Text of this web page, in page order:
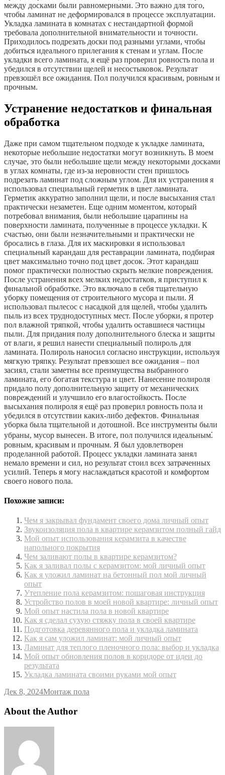
между досками были равномерными. Это важно для того,
чтобы ламинат не деформировался в процессе эксплуатации.
Укладка ламината в комнатах с нестандартной формой
требовала дополнительной внимательности и точности.
Приходилось подрезать доски под разными углами, чтобы
добиться идеального прилегания к стенам и углам. После
укладки всего ламината, я ещё раз проверил ровность пола и
убедился в отсутствии щелей и несостыковок. Результат
превзошёл все ожидания. Пол получился красивым, ровным и
прочным.
Устранение недостатков и финальная
обработка
Даже при самом тщательном подходе к укладке ламината,
некоторые небольшие недостатки могут возникнуть. В моем
случае, это были небольшие щели между некоторыми досками
в углах комнаты, где из-за неровности стен пришлось
подрезать ламинат под сложным углом. Для их устранения я
использовал специальный герметик в цвет ламината.
Герметик аккуратно заполнил щели, и после высыхания стал
практически незаметен. Еще одним моментом, который
потребовал внимания, были небольшие царапины на
поверхности ламината, полученные в процессе укладки. К
счастью, они были незначительными и практически не
бросались в глаза. Для их маскировки я использовал
специальный карандаш для реставрации ламината, подбирая
цвет максимально точно под цвет досок. Этот карандаш
помог практически полностью скрыть мелкие повреждения.
После устранения всех мелких недостатков, я приступил к
финальной обработке. Это включало в себя тщательную
уборку помещения от строительного мусора и пыли. Я
использовал пылесос с насадкой для щелей, чтобы удалить
пыль из всех труднодоступных мест. После уборки, я протер
пол влажной тряпкой, чтобы удалить оставшиеся частицы
пыли. Для придания полу дополнительного блеска и защиты
от влаги, я решил нанести специальный полироль для
ламината. Полироль наносил согласно инструкции, используя
мягкую тряпку. Результат превзошел все ожидания – пол
засиял, стали заметны все преимущества выбранного
ламината, его богатая текстура и цвет. Нанесение полироля
придало полу дополнительную защиту от механических
повреждений и улучшило его влагостойкость. После
высыхания полироля я ещё раз проверил ровность пола и
убедился в отсутствии каких-либо дефектов. Финальная
уборка была тщательной и дотошной. Все инструменты были
убраны, мусор вынесен. В итоге, пол получился идеальным⁚
ровным, красивым и прочным. Я был удовлетворен
проделанной работой. Процесс укладки ламината занял
немало времени и сил, но результат стоил всех затраченных
усилий. Теперь я могу наслаждаться красотой и комфортом
своего нового пола.
Похожие записи:
Чем я закрывал фундамент своего дома личный опыт
Звукоизоляция пола в квартире керамзитом полный гайд
Мой опыт использования керамзита в качестве
напольного покрытия
Чем заливают полы в квартире керамзитом?
Как я заливал полы с керамзитом: мой личный опыт
Как я уложил ламинат на бетонный пол мой личный
опыт
Утепление пола керамзитом: пошаговая инструкция
Устройство полов в моей новой квартире: личный опыт
Мой опыт настила пола в новой квартире
Как я сделал сухую стяжку пола в своей квартире
Подготовка деревянного пола и укладка ламината
Как я сам уложил ламинат: мой личный опыт
Ламинат для теплого пленочного пола: выбор и укладка
Мой опыт обновления полов в коридоре от идеи до
результата
Укладка ламината своими руками мой опыт
Дек 8, 2024Монтаж пола
About the Author